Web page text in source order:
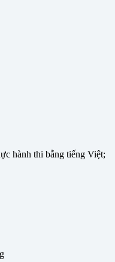
hành thi bằng tiếng Việt;